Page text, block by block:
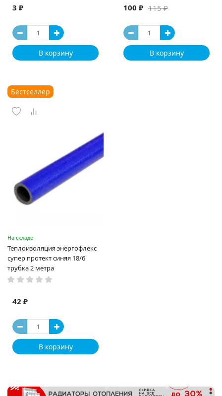
3 ₽
В корзину
115 ₽
100 ₽
В корзину
Бестселлер
На складе
Теплоизоляция энергофлекс
супер протект синяя 18/6
трубка 2 метра
42 ₽
В корзину